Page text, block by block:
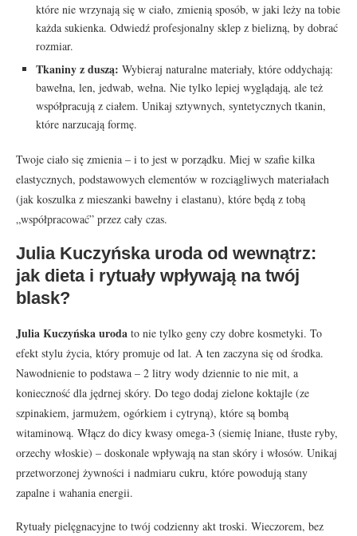
które nie wrzynają się w ciało, zmienią sposób, w jaki leży na tobie
każda sukienka. Odwiedź profesjonalny sklep z bielizną, by dobrać
rozmiar.
Tkaniny z duszą: Wybieraj naturalne materiały, które oddychają:
bawełna, len, jedwab, wełna. Nie tylko lepiej wyglądają, ale też
współpracują z ciałem. Unikaj sztywnych, syntetycznych tkanin,
które narzucają formę.
Twoje ciało się zmienia – i to jest w porządku. Miej w szafie kilka
elastycznych, podstawowych elementów w rozciągliwych materiałach
(jak koszulka z mieszanki bawełny i elastanu), które będą z tobą
„współpracować” przez cały czas.
Julia Kuczyńska uroda od wewnątrz:
jak dieta i rytuały wpływają na twój
blask?
Julia Kuczyńska uroda to nie tylko geny czy dobre kosmetyki. To
efekt stylu życia, który promuje od lat. A ten zaczyna się od środka.
Nawodnienie to podstawa – 2 litry wody dziennie to nie mit, a
konieczność dla jędrnej skóry. Do tego dodaj zielone koktajle (ze
szpinakiem, jarmużem, ogórkiem i cytryną), które są bombą
witaminową. Włącz do dicy kwasy omega-3 (siemię lniane, tłuste ryby,
orzechy włoskie) – doskonale wpływają na stan skóry i włosów. Unikaj
przetworzonej żywności i nadmiaru cukru, które powodują stany
zapalne i wahania energii.
Rytuały pielęgnacyjne to twój codzienny akt troski. Wieczorem, bez